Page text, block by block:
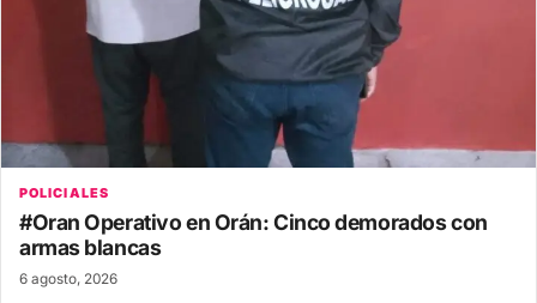
POLICIALES
#Oran Operativo en Orán: Cinco demorados con
armas blancas
6 agosto, 2026